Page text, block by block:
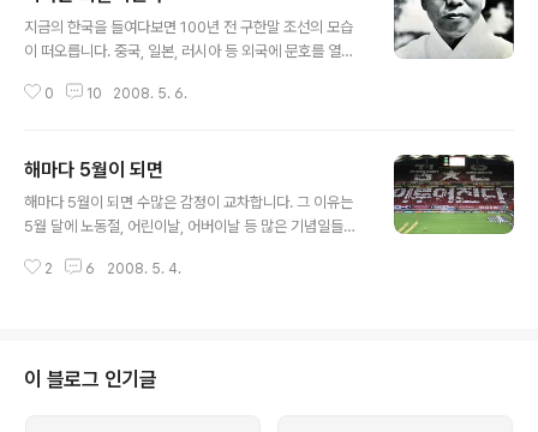
지금의 한국을 들여다보면 100년 전 구한말 조선의 모습
이 떠오릅니다. 중국, 일본, 러시아 등 외국에 문호를 열고
부하고 쇄국의 길로 가야만 나라를 지킬 수 있다는 이들과
지금 2008년 대한민국의 모습이 왜 그 때와 같다는 생각
이 드는 것일까요? 10년 전 모 대통령이 세계화가 우리에
게 부를 가져다 주고 모든 국민들이 잘 살게 될 것이라는 이
제 우리에게 돌아온 것은 엄청난 빚잔치였던 것 같습니다.
0 10 2008. 5. 6.
해마다 5월이 되면
해마다 5월이 되면 수많은 감정이 교차합니다. 그 이유는
5월 달에 노동절, 어린이날, 어버이날 등 많은 기념일들이
과 이야기가 발생했던 탓인 것 같습니다. 우선 5월이 되면
고 생각됩니다. 아무래도 이렇게 기억이 각인되는 것은 대
학을 다니던 시절 5월에 축제가 많이 열렸고, 사회에 나와
2 6 2008. 5. 4.
이 블로그 인기글